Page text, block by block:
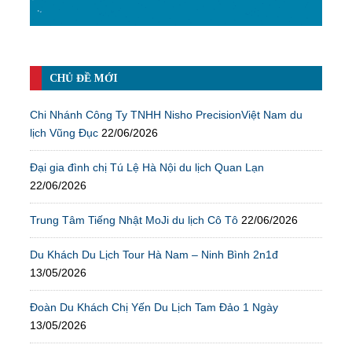
CHỦ ĐỀ MỚI
Chi Nhánh Công Ty TNHH Nisho PrecisionViệt Nam du
lịch Vũng Đục 22/06/2026
Đại gia đình chị Tú Lệ Hà Nội du lịch Quan Lạn
22/06/2026
Trung Tâm Tiếng Nhật MoJi du lịch Cô Tô 22/06/2026
Du Khách Du Lịch Tour Hà Nam – Ninh Bình 2n1đ
13/05/2026
Đoàn Du Khách Chị Yến Du Lịch Tam Đảo 1 Ngày
13/05/2026